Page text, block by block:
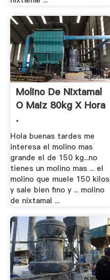
Molino De Nixtamal
O Maiz 80kg X Hora
.
Hola buenas tardes me
interesa el molino mas
grande el de 150 kg...no
tienes un molino mas ... el
molino que muele 150 kilos
y sale bien fino y ... molino
de nixtamal ...